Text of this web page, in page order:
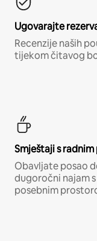
Ugovarajte
Recenzije naših
tijekom čitavog
Smještaji s
Obavljate posao
dugoročni najam
posebnim